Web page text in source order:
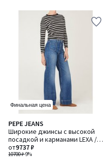
Финальная цена
PEPE JEANS
Широкие джинсы с высокой
посадкой и карманами LEXA /
ЛЕКСА
10700 ₽-9%
от9737 ₽